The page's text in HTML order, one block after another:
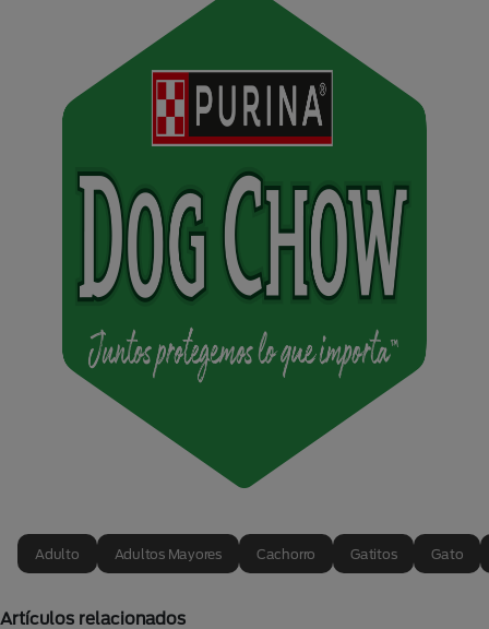
Adulto Adultos Mayores Cachorro Gatitos Gato
Artículos relacionados